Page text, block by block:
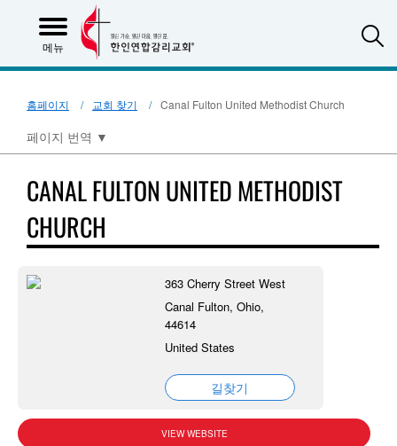
메뉴
홈페이지 교회 찾기 Canal Fulton United Methodist Church
페이지 번역 ▼
CANAL FULTON UNITED METHODIST
CHURCH
363 Cherry Street West
Canal Fulton, Ohio,
44614
United States
길찾기
VIEW WEBSITE